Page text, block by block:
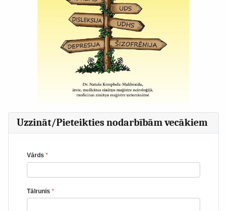
Uzzināt/Pieteikties nodarbībām vecākiem
Vārds *
Tālrunis *